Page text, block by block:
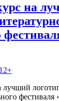
на
12+